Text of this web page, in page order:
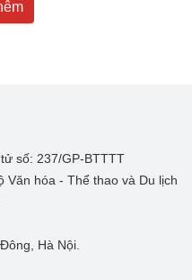
số: 237/GP-BTTTT
Văn hóa - Thể thao và Du lịch
Hà Nội.